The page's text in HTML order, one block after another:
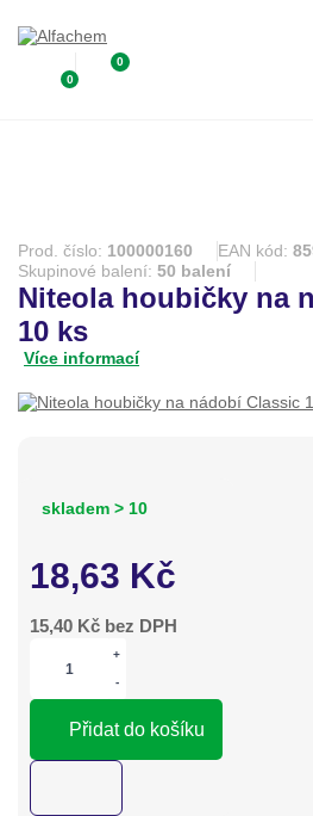
0
0
Prod. číslo: 100000160 EAN kód:
Skupinové balení: 50 balení
Niteola houbičky na
10 ks
Více informací
skladem > 10
18,63 Kč
15,40 Kč bez DPH
+
-
Přidat do košíku